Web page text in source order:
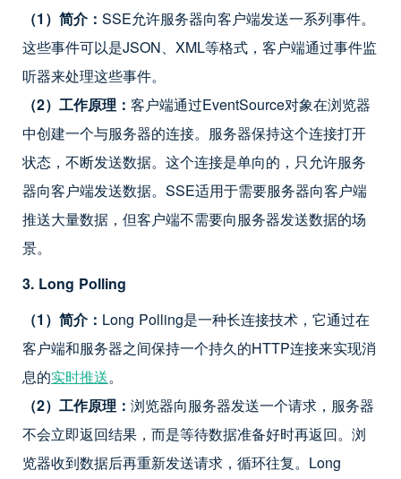
（1）简介： SSE允许服务器向客户端发送一系列事件。
这些事件可以是JSON、XML等格式，客户端通过事件监
听器来处理这些事件。
（2）工作原理： 客户端通过EventSource对象在浏览器
中创建一个与服务器的连接。服务器保持这个连接打开
状态，不断发送数据。这个连接是单向的，只允许服务
器向客户端发送数据。SSE适用于需要服务器向客户端
推送大量数据，但客户端不需要向服务器发送数据的场
景。
3. Long Polling
（1）简介： Long Polling是一种长连接技术，它通过在
客户端和服务器之间保持一个持久的HTTP连接来实现消
息的实时推送。
（2）工作原理： 浏览器向服务器发送一个请求，服务器
不会立即返回结果，而是等待数据准备好时再返回。浏
览器收到数据后再重新发送请求，循环往复。Long